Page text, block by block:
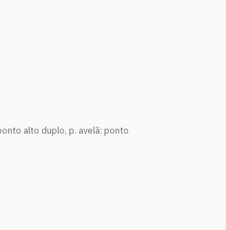
alto duplo, p. avelã: ponto